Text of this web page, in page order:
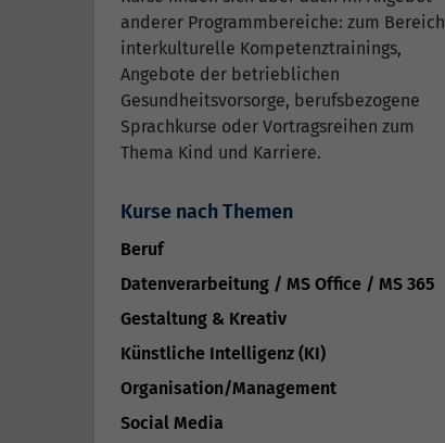
anderer Programmbereiche: zum Bereich
interkulturelle Kompetenztrainings,
Angebote der betrieblichen
Gesundheitsvorsorge, berufsbezogene
Sprachkurse oder Vortragsreihen zum
Thema Kind und Karriere.
Kurse nach Themen
Beruf
Datenverarbeitung / MS Office / MS 365
Gestaltung & Kreativ
Künstliche Intelligenz (KI)
Organisation/Management
Social Media